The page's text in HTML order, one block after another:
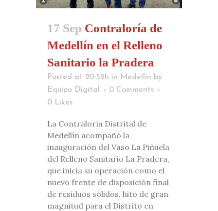
17 Sep Contraloría de
Medellín en el Relleno
Sanitario la Pradera
Posted at 20:52h in Medellín by
Equipo Digital
0 Comments
0 Likes
La Contraloría Distrital de
Medellín acompañó la
inauguración del Vaso La Piñuela
del Relleno Sanitario La Pradera,
que inicia su operación como el
nuevo frente de disposición final
de residuos sólidos, hito de gran
magnitud para el Distrito en